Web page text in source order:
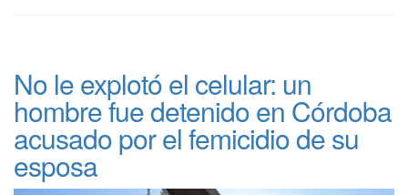
No le explotó el celular: un
hombre fue detenido en Córdoba
acusado por el femicidio de su
esposa